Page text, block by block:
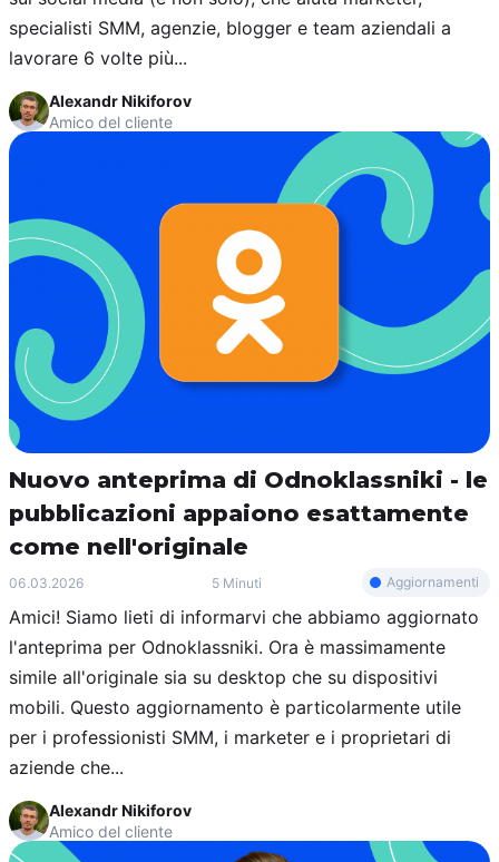
specialisti SMM, agenzie, blogger e team aziendali a
lavorare 6 volte più...
Alexandr Nikiforov
Amico del cliente
Nuovo anteprima di Odnoklassniki - le
pubblicazioni appaiono esattamente
come nell'originale
06.03.2026 5 Minuti Aggiornamenti
Amici! Siamo lieti di informarvi che abbiamo aggiornato
l'anteprima per Odnoklassniki. Ora è massimamente
simile all'originale sia su desktop che su dispositivi
mobili. Questo aggiornamento è particolarmente utile
per i professionisti SMM, i marketer e i proprietari di
aziende che...
Alexandr Nikiforov
Amico del cliente